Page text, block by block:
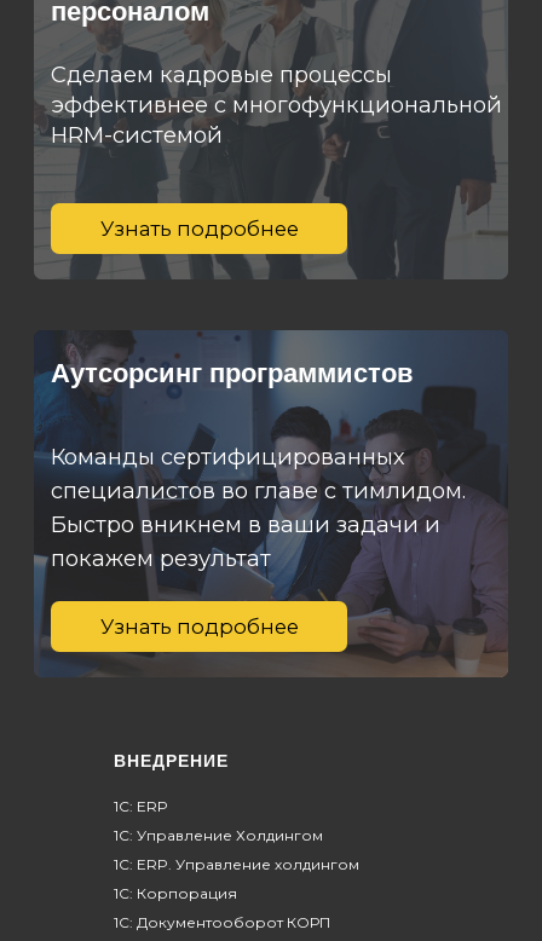
ВНЕДРЕНИЕ
1С: ERP
1С: Управление Холдингом
1С: ERP. Управление холдингом
1C: Корпорация
1C: Документооборот КОРП